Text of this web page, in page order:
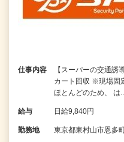
仕事内容
【スーパーの交通誘
カート回収 ※現場固
ほとんどのため、
給与 日給9,840円
勤務地 東京都東村山市恩多